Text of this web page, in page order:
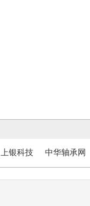
上银科技 中华轴承网